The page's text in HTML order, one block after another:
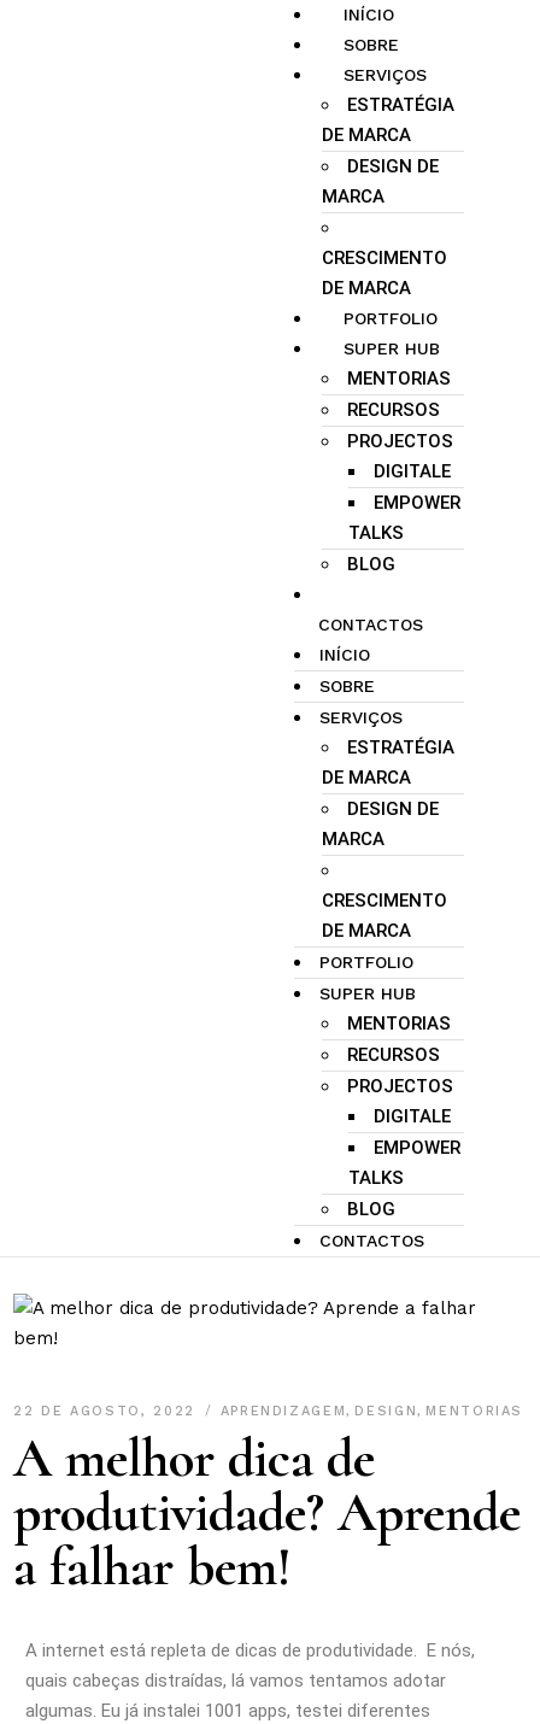
INÍCIO
SOBRE
SERVIÇOS
ESTRATÉGIA
DE MARCA
DESIGN DE
MARCA
CRESCIMENTO
DE MARCA
PORTFOLIO
SUPER HUB
MENTORIAS
RECURSOS
PROJECTOS
DIGITALE
EMPOWER
TALKS
BLOG
CONTACTOS
INÍCIO
SOBRE
SERVIÇOS
ESTRATÉGIA
DE MARCA
DESIGN DE
MARCA
CRESCIMENTO
DE MARCA
PORTFOLIO
SUPER HUB
MENTORIAS
RECURSOS
PROJECTOS
DIGITALE
EMPOWER
TALKS
BLOG
CONTACTOS
22 DE AGOSTO, 2022 APRENDIZAGEM, DESIGN, MENTORIAS
A melhor dica de
produtividade? Aprende
a falhar bem!
A internet está repleta de dicas de produtividade. E nós,
quais cabeças distraídas, lá vamos tentamos adotar
algumas. Eu já instalei 1001 apps, testei diferentes